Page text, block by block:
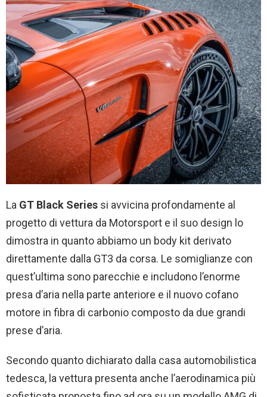
La GT Black Series si avvicina profondamente al
progetto di vettura da Motorsport e il suo design lo
dimostra in quanto abbiamo un body kit derivato
direttamente dalla GT3 da corsa. Le somiglianze con
quest’ultima sono parecchie e includono l’enorme
presa d’aria nella parte anteriore e il nuovo cofano
motore in fibra di carbonio composto da due grandi
prese d’aria.
Secondo quanto dichiarato dalla casa automobilistica
tedesca, la vettura presenta anche l’aerodinamica più